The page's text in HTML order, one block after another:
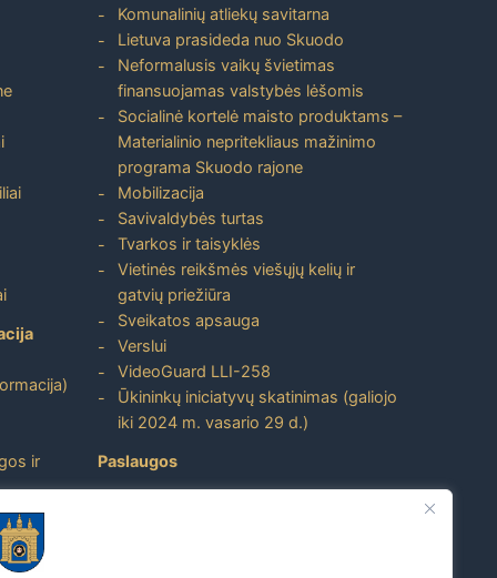
ir
Komunalinių atliekų savitarna
Lietuva prasideda nuo Skuodo
Neformalusis vaikų švietimas
finansuojamas valstybės lėšomis
Socialinė kortelė maisto produktams –
Materialinio nepritekliaus mažinimo
programa Skuodo rajone
Mobilizacija
Savivaldybės turtas
Tvarkos ir taisyklės
Vietinės reikšmės viešųjų kelių ir
gatvių priežiūra
Sveikatos apsauga
Verslui
VideoGuard LLI-258
Ūkininkų iniciatyvų skatinimas (galiojo
iki 2024 m. vasario 29 d.)
Paslaugos